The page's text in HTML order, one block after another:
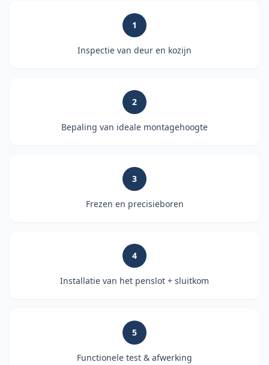
1
Inspectie van deur en kozijn
2
Bepaling van ideale montagehoogte
3
Frezen en precisieboren
4
Installatie van het penslot + sluitkom
5
Functionele test & afwerking